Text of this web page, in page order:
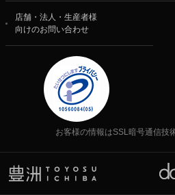
店舗・法人・生産者様
向けのお問い合わせ
お客様の情報はSSL暗号通信技